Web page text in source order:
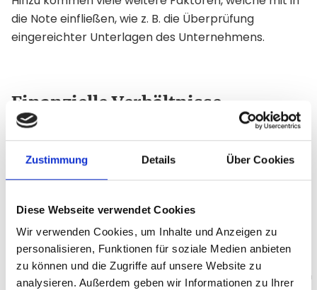
Zustimmung Details Über Cookies
Diese Webseite verwendet Cookies
Wir verwenden Cookies, um Inhalte und Anzeigen zu
personalisieren, Funktionen für soziale Medien anbieten
zu können und die Zugriffe auf unsere Website zu
analysieren. Außerdem geben wir Informationen zu Ihrer
die Note einfließen, wie z. B. die Überprüfung
eingereichter Unterlagen des Unternehmens.
Finanzielle Verhältnisse
Natürlich machen wir uns vorab auch ein
umfassendes Bild von der wirtschaftlichen Lage des
Projektstarters. Neben derPrüfung des
Nettoverschuldungsgrad
Schuldendienstdeckungsgrad
Einfluss von staatlichen Zuschüssen oder Spenden